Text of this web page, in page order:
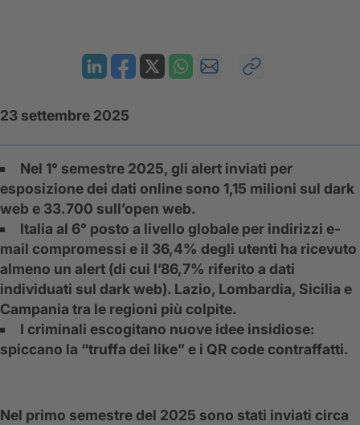
23 settembre 2025
Nel 1° semestre 2025, gli alert inviati per
esposizione dei dati online sono 1,15 milioni sul dark
web e 33.700 sull’open web.
Italia al 6° posto a livello globale per indirizzi e-
mail compromessi e il 36,4% degli utenti ha ricevuto
almeno un alert (di cui l’86,7% riferito a dati
individuati sul dark web). Lazio, Lombardia, Sicilia e
Campania tra le regioni più colpite.
I criminali escogitano nuove idee insidiose:
spiccano la “truffa dei like” e i QR code contraffatti.
Nel primo semestre del 2025 sono stati inviati circa